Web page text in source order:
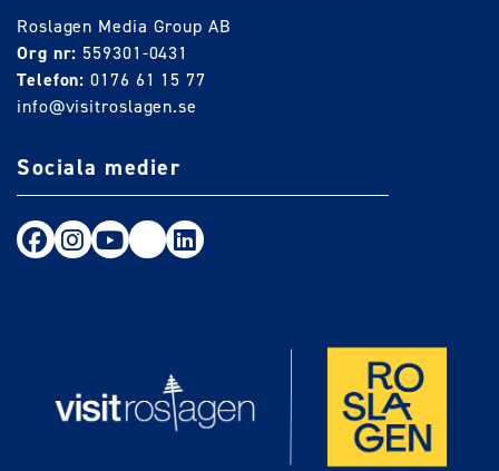
Roslagen Media Group AB
Org nr: 559301-0431
Telefon: 0176 61 15 77
info@visitroslagen.se
Sociala medier
Följ oss på Facebook
Följ oss på Instagram
Följ oss på Youtube
TikTokLinkedIn